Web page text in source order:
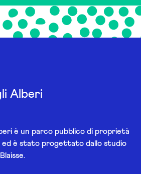
Alberi
è un parco pubblico di proprietà
ed è stato progettato dallo studio